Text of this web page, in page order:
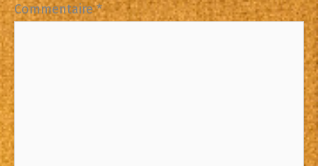
Commentaire*